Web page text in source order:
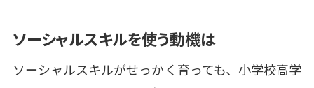
ソーシャルスキルを使う動機は
ソーシャルスキルがせっかく育っても、小学校高学